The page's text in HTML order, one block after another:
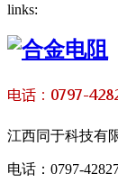
links:
江西同于科技有
电话：0797-